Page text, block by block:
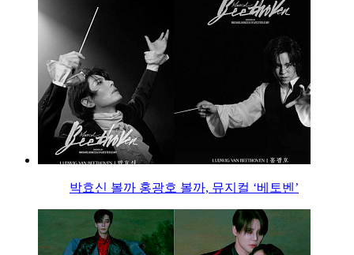
박효신 볼까 홍광호 볼까, 뮤지컬 ‘베토벤’